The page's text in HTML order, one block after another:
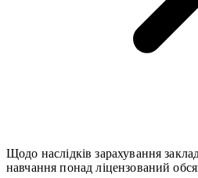
Щодо наслідків зарахування
навчання понад ліцензований